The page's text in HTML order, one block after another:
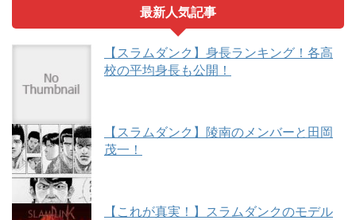
最新人気記事
【スラムダンク】身長ランキング！各高
校の平均身長も公開！
【スラムダンク】陵南のメンバーと田岡
茂一！
【これが真実！】スラムダンクのモデル